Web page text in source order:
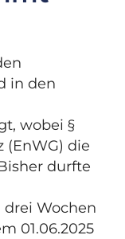
in den
wobei §
(EnWG) die
durfte
Wochen
01.06.2025